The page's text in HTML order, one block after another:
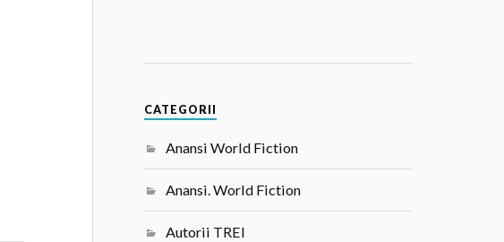
CATEGORII
Anansi World Fiction
Anansi. World Fiction
Autorii TREI